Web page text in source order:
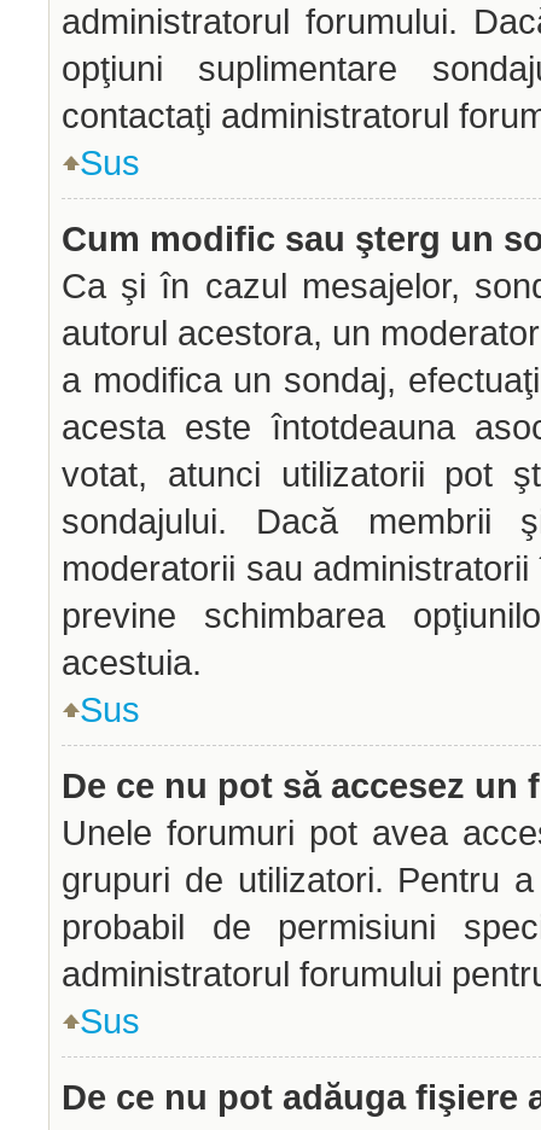
administratorul forumului.
opţiuni suplimentare
contactaţi administratorul
Sus
Cum modific sau şterg un
Ca şi în cazul mesajelor,
autorul acestora, un
a modifica un sondaj,
acesta este întotdeauna
votat, atunci utilizatorii pot
sondajului. Dacă membrii
moderatorii sau
previne schimbarea
acestuia.
Sus
De ce nu pot să accesez un
Unele forumuri pot avea
grupuri de utilizatori. Pentru
probabil de permisiuni
administratorul forumului
Sus
De ce nu pot adăuga fişiere